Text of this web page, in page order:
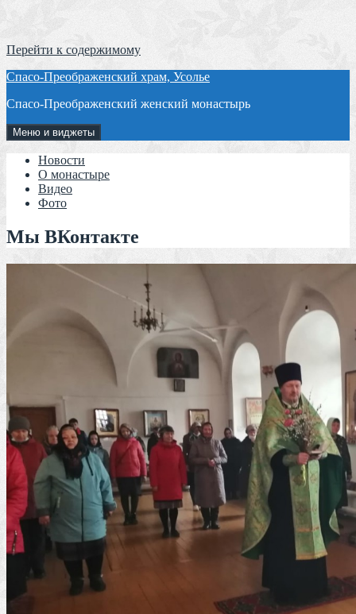
Перейти к содержимому
Спасо-Преображенский храм, Усолье
Спасо-Преображенский женский монастырь
Меню и виджеты
Новости
О монастыре
Видео
Фото
Мы ВКонтакте